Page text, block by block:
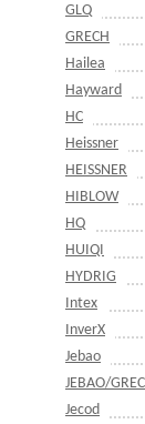
GLQ
GRECH
Hailea
Hayward
HC
Heissner
HEISSNER
HIBLOW
HQ
HUIQI
HYDRIG
Intex
InverX
Jebao
JEBAO/
Jecod